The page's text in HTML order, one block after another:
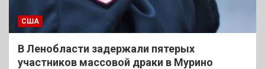
США
В Ленобласти задержали пятерых
участников массовой драки в Мурино